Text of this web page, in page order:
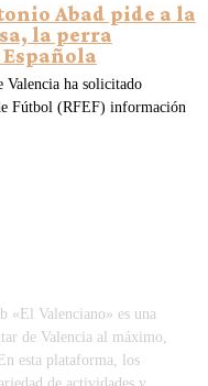
Abad pide a la
la perra
Valencia ha solicitado
Fútbol (RFEF) información
«El Valenciano» es una
de Valencia al máximo,
esta plataforma, los